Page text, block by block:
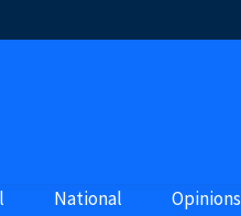
National Opinions